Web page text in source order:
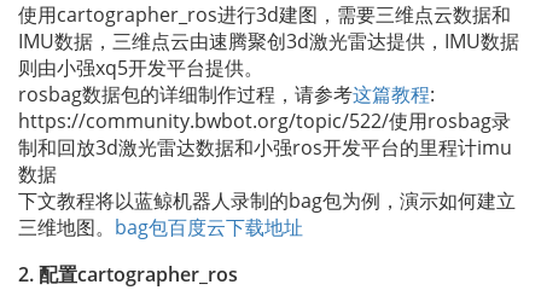
使用cartographer_ros进行3d建图，需要三维点云数据和
IMU数据，三维点云由速腾聚创3d激光雷达提供，IMU数据
则由小强xq5开发平台提供。
rosbag数据包的详细制作过程，请参考这篇教程:
https://community.bwbot.org/topic/522/使用rosbag录
制和回放3d激光雷达数据和小强ros开发平台的里程计imu
数据
下文教程将以蓝鲸机器人录制的bag包为例，演示如何建立
三维地图。 bag包百度云下载地址
2. 配置cartographer_ros